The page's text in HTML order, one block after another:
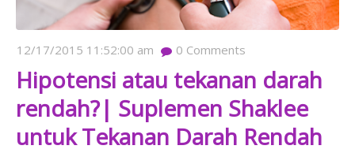
12/17/2015 11:52:00 am 0 Comments
Hipotensi atau tekanan darah
rendah?| Suplemen Shaklee
untuk Tekanan Darah Rendah